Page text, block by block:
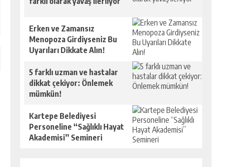
Erken ve Zamansız
Menopoza Girdiyseniz Bu
Uyarıları Dikkate Alın!
5 farklı uzman ve hastalar
dikkat çekiyor: Önlemek
mümkün!
Kartepe Belediyesi
Personeline “Sağlıklı Hayat
Akademisi” Semineri